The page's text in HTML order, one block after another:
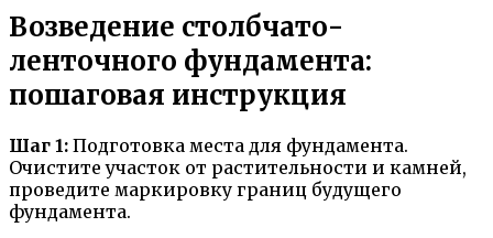
Возведение столбчато-
ленточного фундамента:
пошаговая инструкция
Шаг 1: Подготовка места для фундамента.
Очистите участок от растительности и камней,
проведите маркировку границ будущего
фундамента.